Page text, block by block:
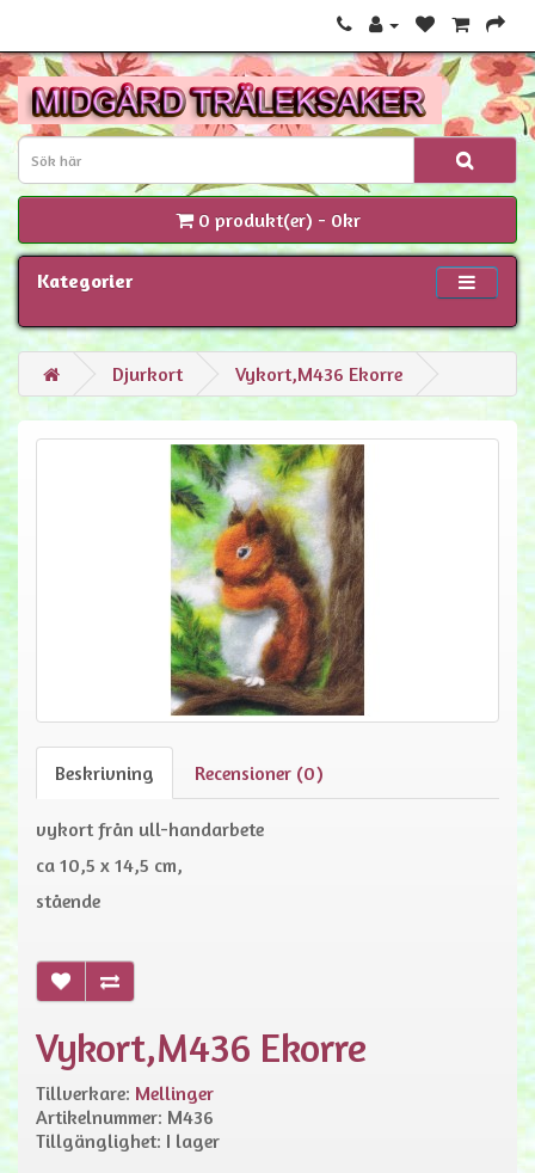
0 produkt(er) - 0kr
Kategorier
Djurkort Vykort,M436 Ekorre
Beskrivning Recensioner (0)
vykort från ull-handarbete
ca 10,5 x 14,5 cm,
stående
Vykort,M436 Ekorre
Tillverkare: Mellinger
Artikelnummer: M436
Tillgänglighet: I lager